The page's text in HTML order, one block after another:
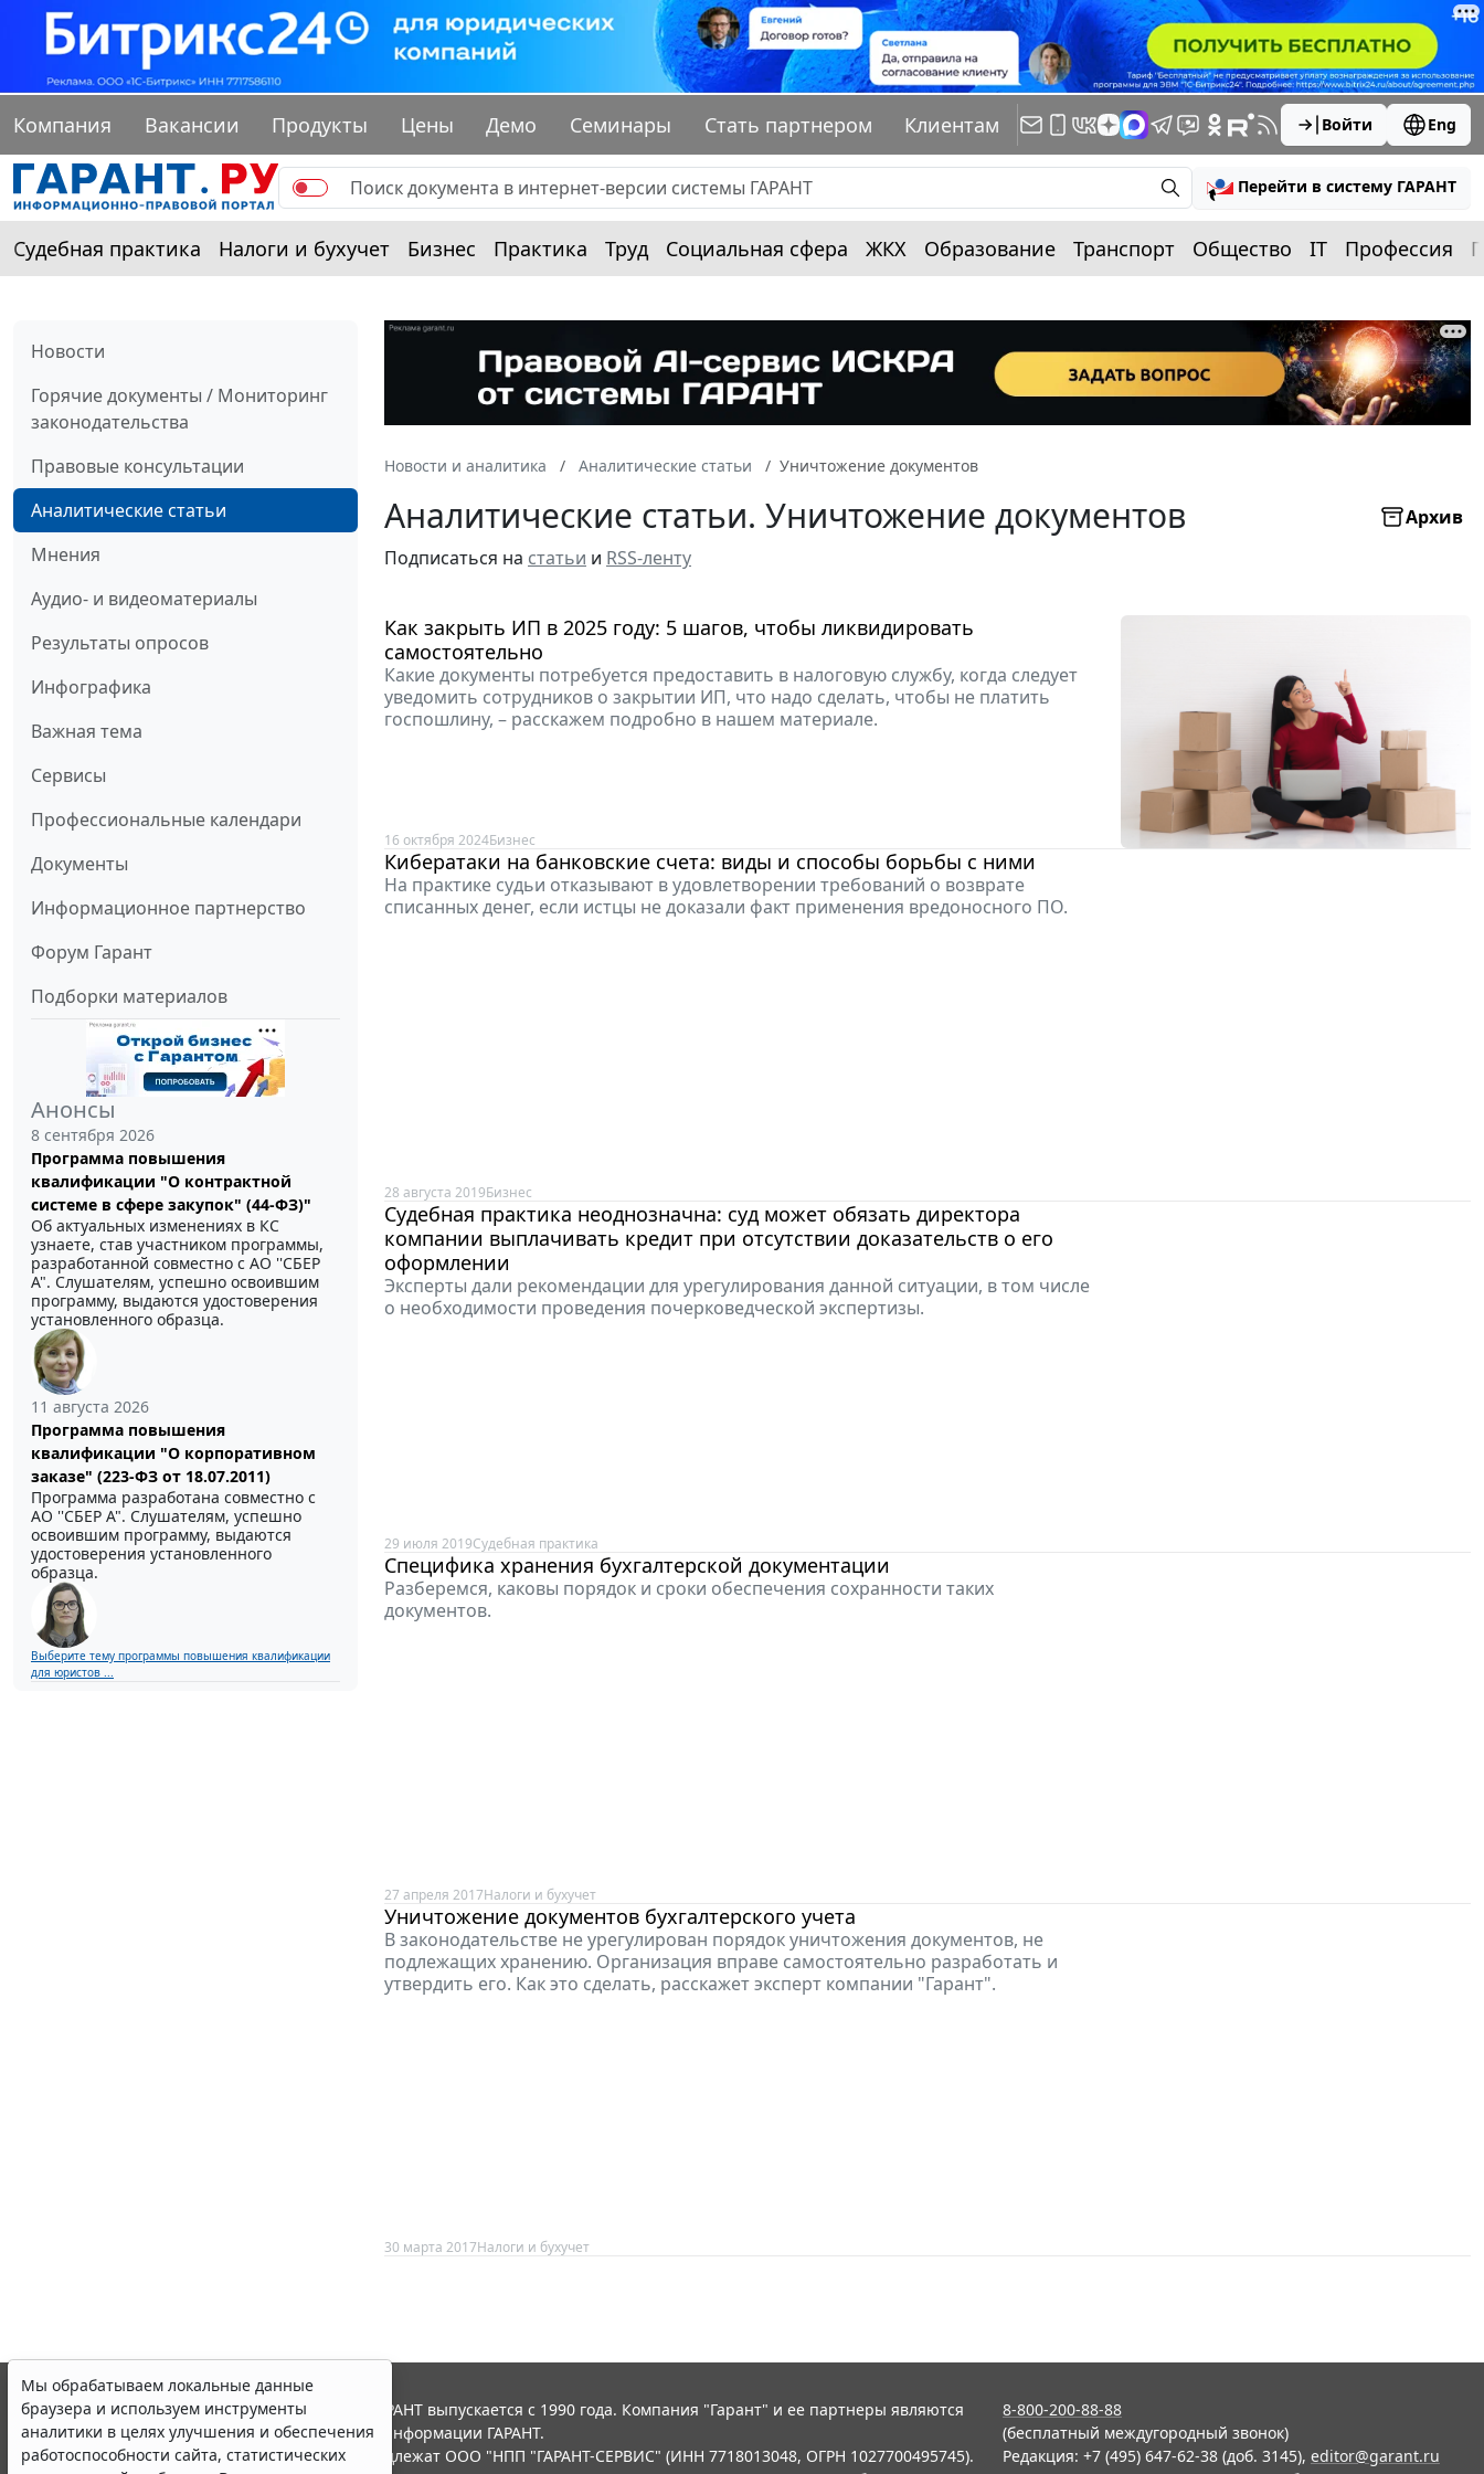
Компания Вакансии Продукты Цены Демо Семинары Стать партнером Клиентам Войти Eng
Перейти в систему ГАРАНТ
Судебная практика Налоги и бухучет Бизнес Практика Труд Социальная сфера ЖКХ Образование Транспорт Общество IT Профессия
Новости
Горячие документы / Мониторинг
законодательства
Правовые консультации
Аналитические статьи
Мнения
Аудио- и видеоматериалы
Результаты опросов
Инфографика
Важная тема
Сервисы
Профессиональные календари
Документы
Информационное партнерство
Форум Гарант
Подборки материалов
Анонсы
8 сентября 2026
Программа повышения
квалификации "О контрактной
системе в сфере закупок" (44-ФЗ)"
Об актуальных изменениях в КС
узнаете, став участником программы,
разработанной совместно с АО ''СБЕР
А". Слушателям, успешно освоившим
программу, выдаются удостоверения
установленного образца.
11 августа 2026
Программа повышения
квалификации "О корпоративном
заказе" (223-ФЗ от 18.07.2011)
Программа разработана совместно с
АО ''СБЕР А". Слушателям, успешно
освоившим программу, выдаются
удостоверения установленного
образца.
Выберите тему программы повышения квалификации
для юристов ...
Новости и аналитика Аналитические статьи Уничтожение документов
Аналитические статьи. Уничтожение документов
Архив
Подписаться на статьи и RSS-ленту
Как закрыть ИП в 2025 году: 5 шагов, чтобы ликвидировать
самостоятельно
Какие документы потребуется предоставить в налоговую службу, когда следует
уведомить сотрудников о закрытии ИП, что надо сделать, чтобы не платить
госпошлину, – расскажем подробно в нашем материале.
16 октября 2024Бизнес
Кибератаки на банковские счета: виды и способы борьбы с ними
На практике судьи отказывают в удовлетворении требований о возврате
списанных денег, если истцы не доказали факт применения вредоносного ПО.
28 августа 2019Бизнес
Судебная практика неоднозначна: суд может обязать директора
компании выплачивать кредит при отсутствии доказательств о его
оформлении
Эксперты дали рекомендации для урегулирования данной ситуации, в том числе
о необходимости проведения почерковедческой экспертизы.
29 июля 2019Судебная практика
Специфика хранения бухгалтерской документации
Разберемся, каковы порядок и сроки обеспечения сохранности таких
документов.
27 апреля 2017Налоги и бухучет
Уничтожение документов бухгалтерского учета
В законодательстве не урегулирован порядок уничтожения документов, не
подлежащих хранению. Организация вправе самостоятельно разработать и
утвердить его. Как это сделать, расскажет эксперт компании "Гарант".
30 марта 2017Налоги и бухучет
Мы обрабатываем локальные данные
браузера и используем инструменты
аналитики в целях улучшения и обеспечения
работоспособности сайта, статистических
© ООО "НПП "ГАРАНТ-СЕРВИС", 2026. Система ГАРАНТ выпускается с 1990 года. Компания "Гарант" и ее партнеры являются
участниками Российской ассоциации правовой информации ГАРАНТ.
Все права на материалы сайта ГАРАНТ.РУ принадлежат ООО "НПП "ГАРАНТ-СЕРВИС" (ИНН 7718013048, ОГРН 1027700495745).
8-800-200-88-88
(бесплатный междугородный звонок)
Редакция: +7 (495) 647-62-38 (доб. 3145), editor@garant.ru